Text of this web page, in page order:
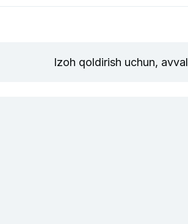
Izoh qoldirish uchun, avval